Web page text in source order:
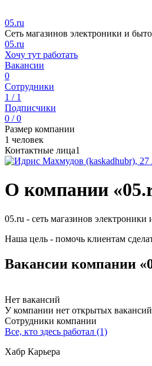
05.ru
Сеть магазинов электроники и
05.ru
Хочу тут работать
Вакансии
0
Сотрудники
1 / 1
Подписчики
0 / 0
Размер компании
1 человек
Контактные лица1
О компании
05.ru - сеть магазинов
Наша цель - помочь клиентам
Вакансии компании
Нет вакансий
У компании нет открытых вакансий
Сотрудники компании
Все, кто здесь работал (1)
Хабр Карьера